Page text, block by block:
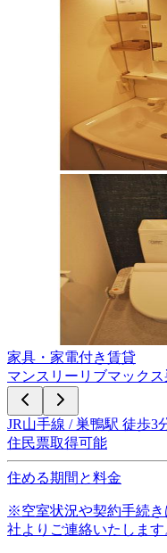
家具・家電付き賃貸
マンスリーリブマック
JR山手線 / 巣鴨駅 徒歩3
住民票取得可能
住める期間と料金
※空室状況や契約手続
社よりご連絡いたします